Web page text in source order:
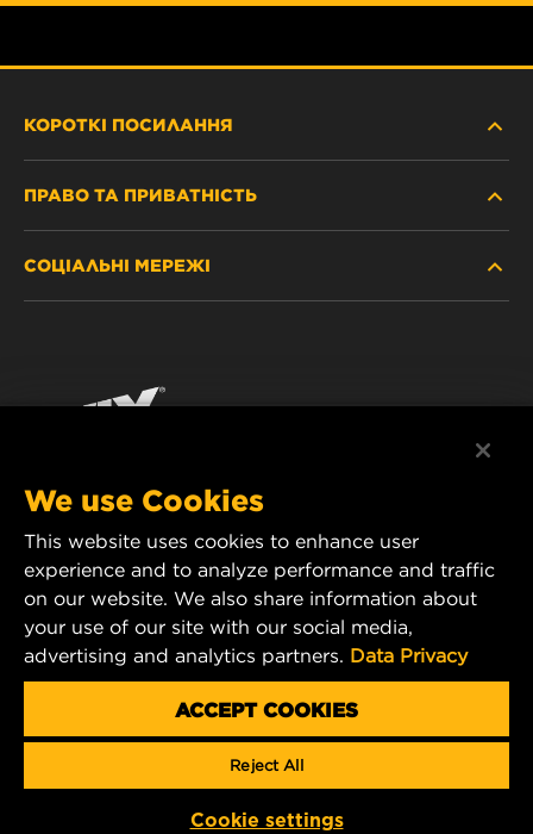
КОРОТКІ ПОСИЛАННЯ
ПРАВО ТА ПРИВАТНІСТЬ
РЕКВІЗИТИ
СОЦІАЛЬНІ МЕРЕЖІ
MANN+HUMMEL FT Poland
ul. Wrocławska 145,
63-800 GOSTYŃ, POLAND
Tel. +48 65 572 89 00
E-mail:info@mann-hummel.com
MANN+HUMMEL GROUP
Copyright 2025 MANN+HUMMEL. All rights reserved.
We use Cookies
This website uses cookies to enhance user
experience and to analyze performance and traffic
on our website. We also share information about
your use of our site with our social media,
advertising and analytics partners. Data Privacy
ACCEPT COOKIES
Reject All
Cookie settings